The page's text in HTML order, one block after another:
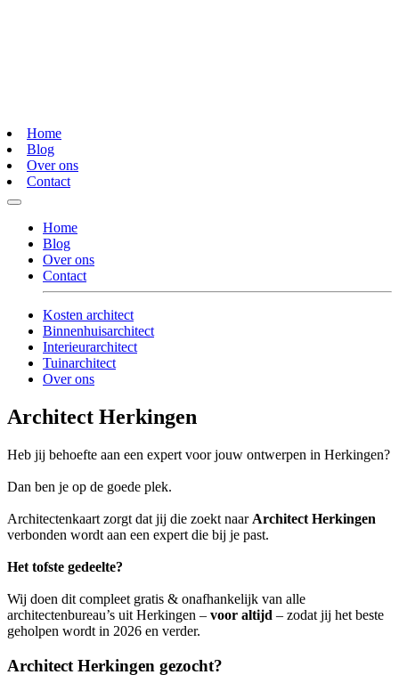
Home
Blog
Over ons
Contact
Home
Blog
Over ons
Contact
Kosten architect
Binnenhuisarchitect
Interieurarchitect
Tuinarchitect
Over ons
Architect Herkingen
Heb jij behoefte aan een expert voor jouw ontwerpen in Herkingen?
Dan ben je op de goede plek.
Architectenkaart zorgt dat jij die zoekt naar Architect Herkingen
verbonden wordt aan een expert die bij je past.
Het tofste gedeelte?
Wij doen dit compleet gratis & onafhankelijk van alle
architectenbureau’s uit Herkingen – voor altijd – zodat jij het beste
geholpen wordt in 2026 en verder.
Architect Herkingen gezocht?